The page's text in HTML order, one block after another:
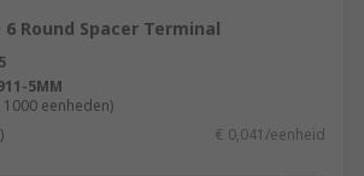
Round Spacer Terminal
5MM
eenheden)
€ 0,041/eenheid